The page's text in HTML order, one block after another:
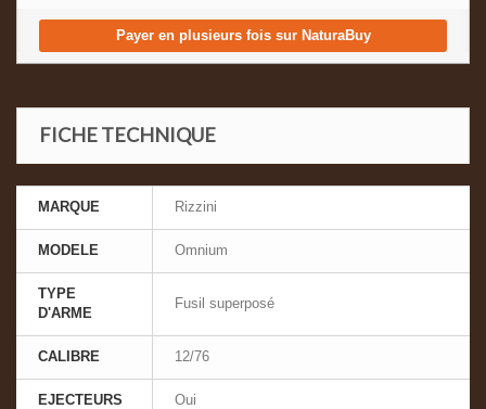
Payer en plusieurs fois sur NaturaBuy
FICHE TECHNIQUE
MARQUE Rizzini
MODELE Omnium
TYPE
D'ARME
Fusil superposé
CALIBRE 12/76
EJECTEURS Oui